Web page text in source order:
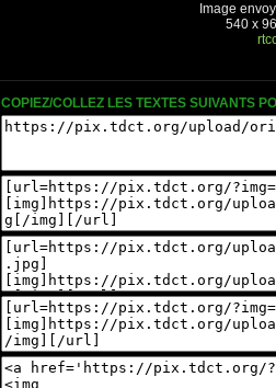
Image
540 x
COPIEZ/COLLEZ LES TEXTES SUIVANTS